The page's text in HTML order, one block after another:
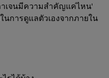
เจนมีความสำคัญแค่ไหน'
การดูแลตัวเองจากภายใน